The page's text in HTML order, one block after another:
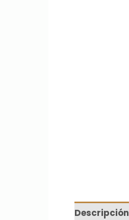
Descripción